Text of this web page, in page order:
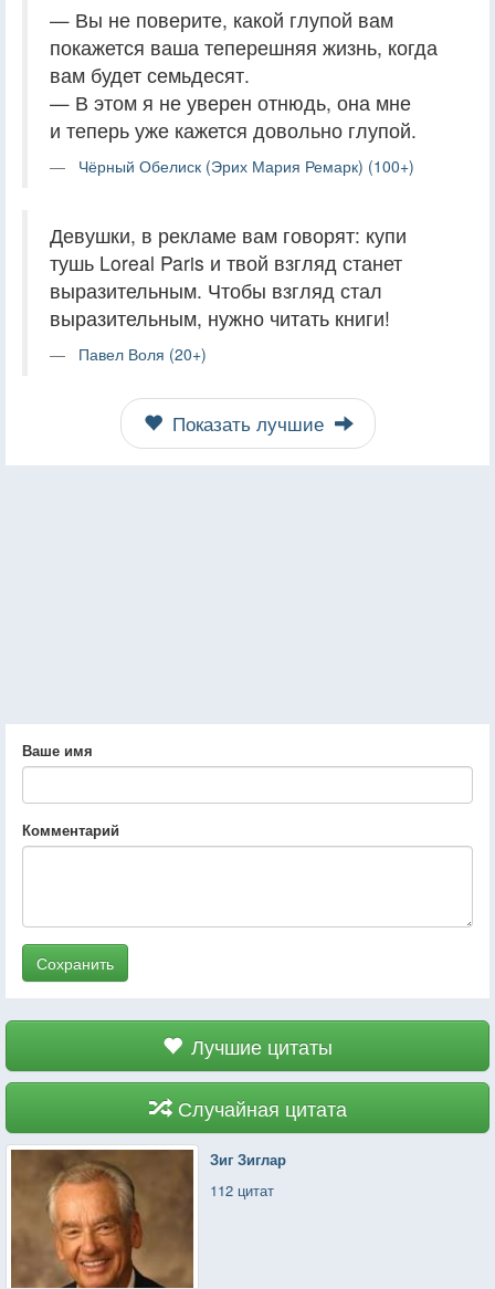
— Вы не поверите, какой глупой вам
покажется ваша теперешняя жизнь, когда
вам будет семьдесят.
— В этом я не уверен отнюдь, она мне
и теперь уже кажется довольно глупой.
Чёрный Обелиск (Эрих Мария Ремарк) (100+)
Девушки, в рекламе вам говорят: купи
тушь Loreal Paris и твой взгляд станет
выразительным. Чтобы взгляд стал
выразительным, нужно читать книги!
Павел Воля (20+)
Показать лучшие
Ваше имя
Комментарий
Сохранить
Лучшие цитаты
Случайная цитата
Зиг Зиглар
112 цитат